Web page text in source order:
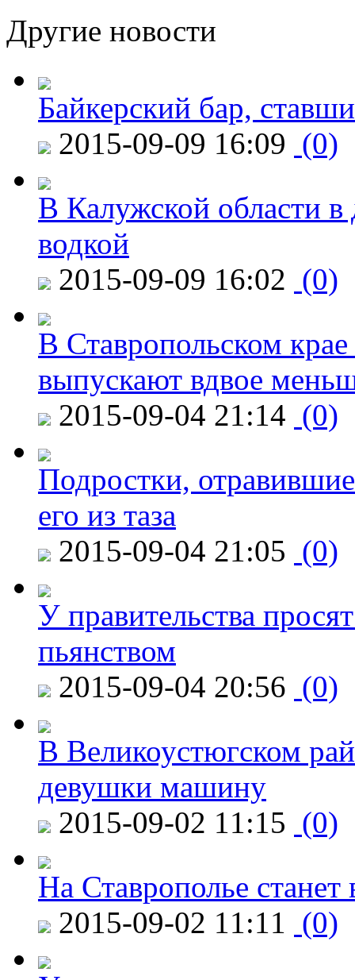
Другие новости
Байкерский бар,
2015-09-09 16:09 (0)
В Калужской области в
водкой
2015-09-09 16:02 (0)
В Ставропольском
выпускают вдвое
2015-09-04 21:14 (0)
Подростки,
его из таза
2015-09-04 21:05 (0)
У правительства
пьянством
2015-09-04 20:56 (0)
В Великоустюгском
девушки машину
2015-09-02 11:15 (0)
На Ставрополье
2015-09-02 11:11 (0)